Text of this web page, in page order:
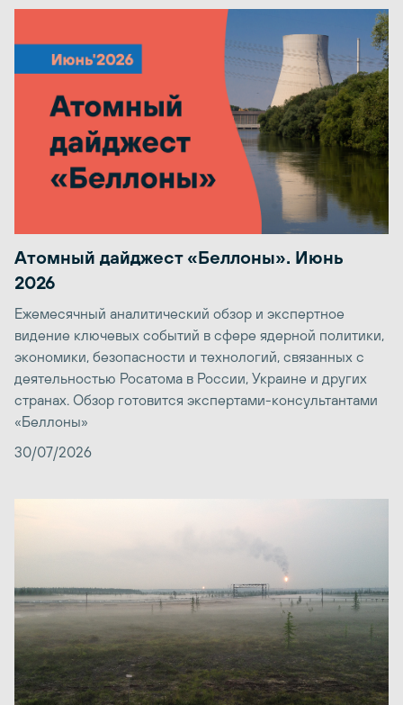
Атомный дайджест «Беллоны». Июнь
2026
Ежемесячный аналитический обзор и экспертное
видение ключевых событий в сфере ядерной политики,
экономики, безопасности и технологий, связанных с
деятельностью Росатома в России, Украине и других
странах. Обзор готовится экспертами-консультантами
«Беллоны»
30/07/2026